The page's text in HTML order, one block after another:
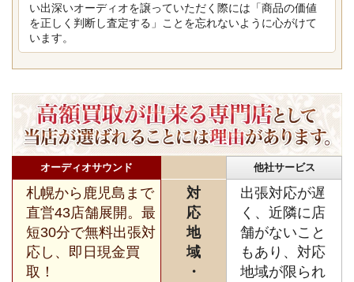
い出深いオーディオを譲っていただく際には「商品の価値
を正しく判断し査定する」ことを忘れないように心がけて
います。
オーディオサウンド 他社サービス
札幌から鹿児島まで
直営43店舗展開。最
短30分で無料出張対
応し、即日現金買
取！
対
応
地
域
・
出張対応が遅
く、近隣に店
舗がないこと
もあり、対応
地域が限られ